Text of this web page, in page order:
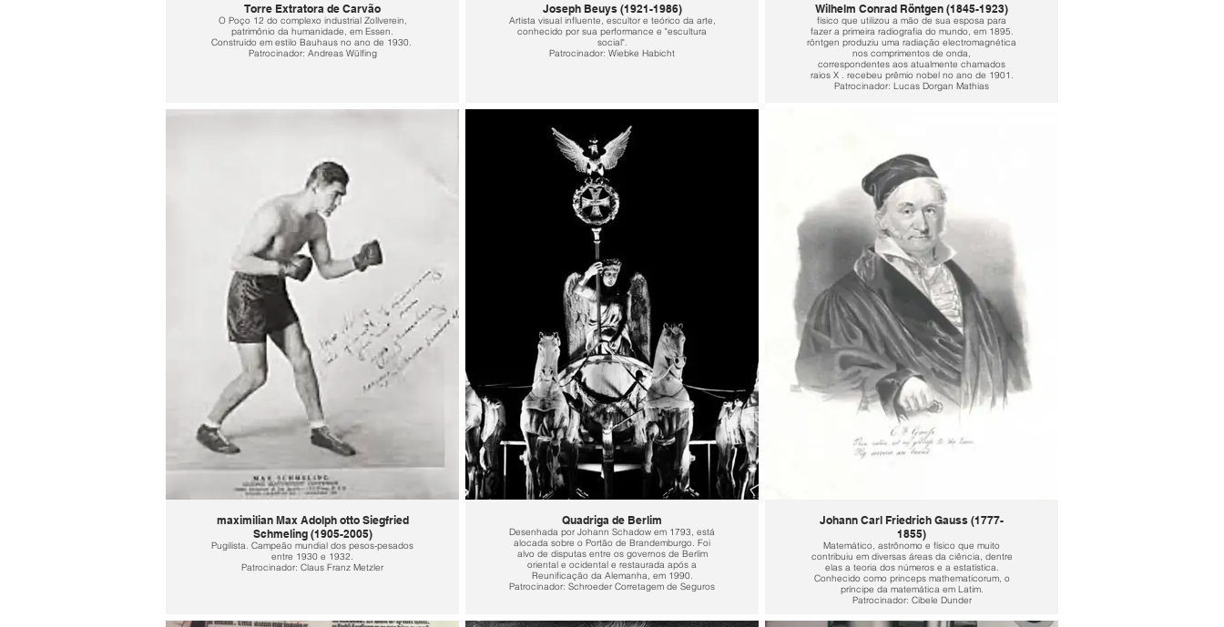
Torre Extratora de Carvão
O Poço 12 do complexo industrial Zollverein,
patrimônio da humanidade, em Essen.
Construído em estilo Bauhaus no ano de 1930.
Patrocinador: Andreas Wülfing
Joseph Beuys (1921-1986)
Artista visual influente, escultor e teórico da arte,
conhecido por sua performance e "escultura
social".
Patrocinador: Wiebke Habicht
Wilhelm Conrad Röntgen (1845-1923)
físico que utilizou a mão de sua esposa para
fazer a primeira radiografia do mundo, em 1895.
röntgen produziu uma radiação electromagnética
nos comprimentos de onda,
correspondentes aos atualmente chamados
raios X . recebeu prêmio nobel no ano de 1901.
Patrocinador: Lucas Dorgan Mathias
maximilian Max Adolph otto Siegfried
Schmeling (1905-2005)
Pugilista. Campeão mundial dos pesos-pesados
entre 1930 e 1932.
Patrocinador: Claus Franz Metzler
Quadriga de Berlim
Desenhada por Johann Schadow em 1793, está
alocada sobre o Portão de Brandemburgo. Foi
alvo de disputas entre os governos de Berlim
oriental e ocidental e restaurada após a
Reunificação da Alemanha, em 1990.
Patrocinador: Schroeder Corretagem de Seguros
Johann Carl Friedrich Gauss (1777-
1855)
Matemático, astrônomo e físico que muito
contribuiu em diversas áreas da ciência, dentre
elas a teoria dos números e a estatística.
Conhecido como princeps mathematicorum, o
príncipe da matemática em Latim.
Patrocinador: Cibele Dunder